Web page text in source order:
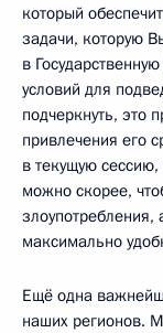
который
задачи, которую
в
условий для
подчеркнуть, это
привлечения его
в текущую сессию,
можно скорее,
максимально
Ещё одна
наших регионов.